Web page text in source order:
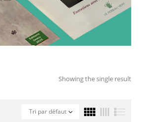
Showing the single result
Tri par défaut